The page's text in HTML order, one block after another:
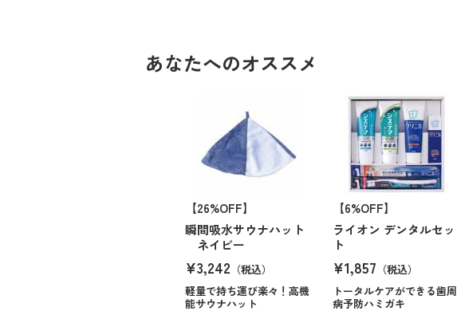
あなたへのオススメ
【26%OFF】
瞬間吸水サウナハット
ネイビー
¥3,242 （税込）
軽量で持ち運び楽々！高機
能サウナハット
【6%OFF】
ライオン デンタルセッ
ト
¥1,857 （税込）
トータルケアができる歯周
病予防ハミガキ